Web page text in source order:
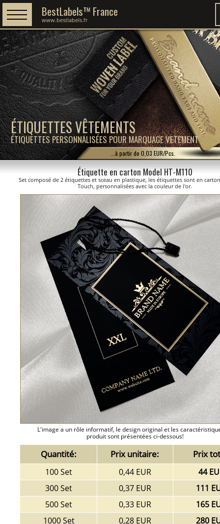
ÉTIQUETTES VÊTEMENTS
ÉTIQUETTES PERSONNALISÉES POUR MARQUAGE VETEMENT
BestLabels™ France
www.bestlabels.fr
...à partir de 0,03 EUR/Pcs.
Étiquette en carton Model HT-M110
Set composé de 2 étiquettes et sceau en plastique, les étiquettes sont en
Touch, personnalisées avec la couleur de l'or.
L'image a un rôle informatif, le design original et les
produit sont présentées ci-dessous!
Quantité: Prix unitaire: Prix
100 Set 0,44 EUR
44
300 Set
0,37 EUR
111
500 Set
0,33 EUR
165
1000 Set
0,28 EUR
280